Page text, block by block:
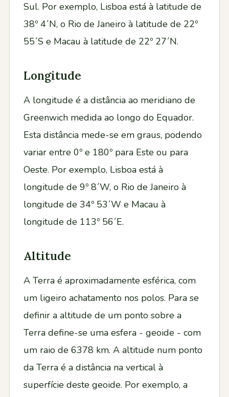
Sul. Por exemplo, Lisboa está à latitude de
38º 4´N, o Rio de Janeiro à latitude de 22º
55´S e Macau à latitude de 22º 27´N.
Longitude
A longitude é a distância ao meridiano de
Greenwich medida ao longo do Equador.
Esta distância mede-se em graus, podendo
variar entre 0º e 180º para Este ou para
Oeste. Por exemplo, Lisboa está à
longitude de 9º 8´W, o Rio de Janeiro à
longitude de 34º 53´W e Macau à
longitude de 113º 56´E.
Altitude
A Terra é aproximadamente esférica, com
um ligeiro achatamento nos polos. Para se
definir a altitude de um ponto sobre a
Terra define-se uma esfera - geoide - com
um raio de 6378 km. A altitude num ponto
da Terra é a distância na vertical à
superfície deste geoide. Por exemplo, a